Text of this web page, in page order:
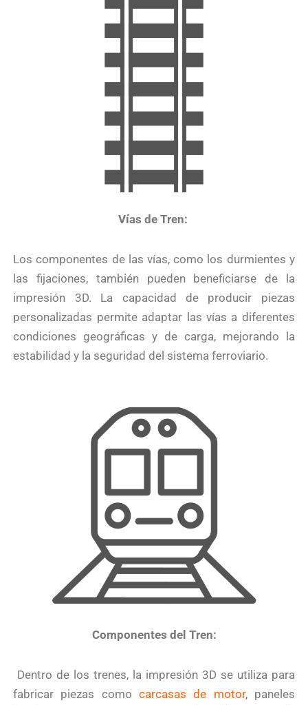
Vías de Tren:
Los componentes de las vías, como los durmientes y
las fijaciones, también pueden beneficiarse de la
impresión 3D. La capacidad de producir piezas
personalizadas permite adaptar las vías a diferentes
condiciones geográficas y de carga, mejorando la
estabilidad y la seguridad del sistema ferroviario.
Componentes del Tren:
Dentro de los trenes, la impresión 3D se utiliza para
fabricar piezas como carcasas de motor, paneles